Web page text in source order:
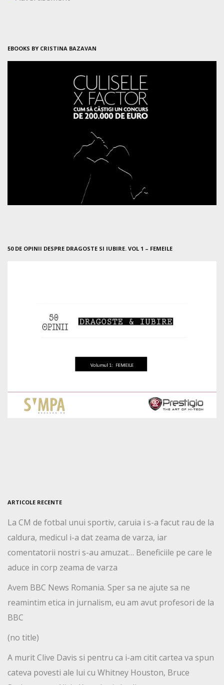
EBOOKS BY CRISTINA BAZAVAN
50 DE OPINII DESPRE DRAGOSTE SI IUBIRE. VOL 1 – FEMEILE
ARTICOLE RECENTE
La CM de fotbal unui sportiv, caruia i s-a facut rau de la
caldura, medicul i-a dat zeama de varza, iar
comentatorii nostri s-au amuzat… Beneficiile pe care le
aduce in corp zeama de varza
Avem BBC News Romania. Sper sa ne ajute sa ne
reamintim etica in jurnalism, eu am avut profesori de la
BBC
(no title)
A murit Clive Davis si pentru ca i-am citit cartea va spun
cateva povesti ale lui cu Whitney Houston, Bruce